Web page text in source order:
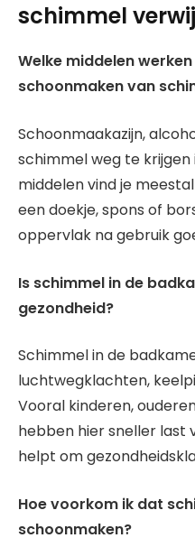
schimmel
Welke middelen
schoonmaken van
Schoonmaakazijn,
schimmel weg te
middelen vind je
een doekje, spons of
oppervlak na gebruik
Is schimmel in de
gezondheid?
Schimmel in de
luchtwegklachten,
Vooral kinderen,
hebben hier sneller last
helpt om
Hoe voorkom ik dat
schoonmaken?